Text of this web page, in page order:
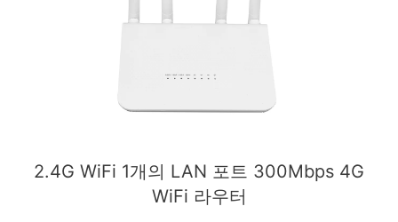
2.4G WiFi 1개의 LAN 포트 300Mbps 4G
WiFi 라우터